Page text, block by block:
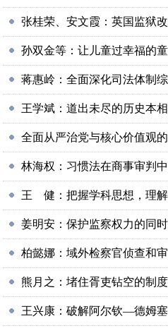
张桂荣、安文霞：英国监狱
孙双金等：让儿童过幸福的
蒋惠岭：全面深化司法体制
王学斌：道出未尽的历史本相
全面从严治党与核心价值观
林海权：习惯法在商事审判
王 健：把握学科思想，理
姜明安：保护监察权力的同
柏懿娜：域外检察官侦查和
熊月之：堵住胥吏钻空的制
王兴康：破解阿尔钦—德姆